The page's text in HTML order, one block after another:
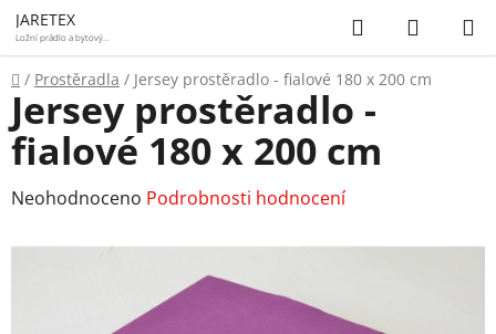
Přejít
na
obsah
JARETEX
Ložní prádlo a bytový
Hledat
KOŠÍK
Domů
/ Prostěradla / Jersey prostěradlo - fialové 180 x 200 cm
Jersey prostěradlo -
fialové 180 x 200 cm
Průměrné
Neohodnoceno Podrobnosti hodnocení